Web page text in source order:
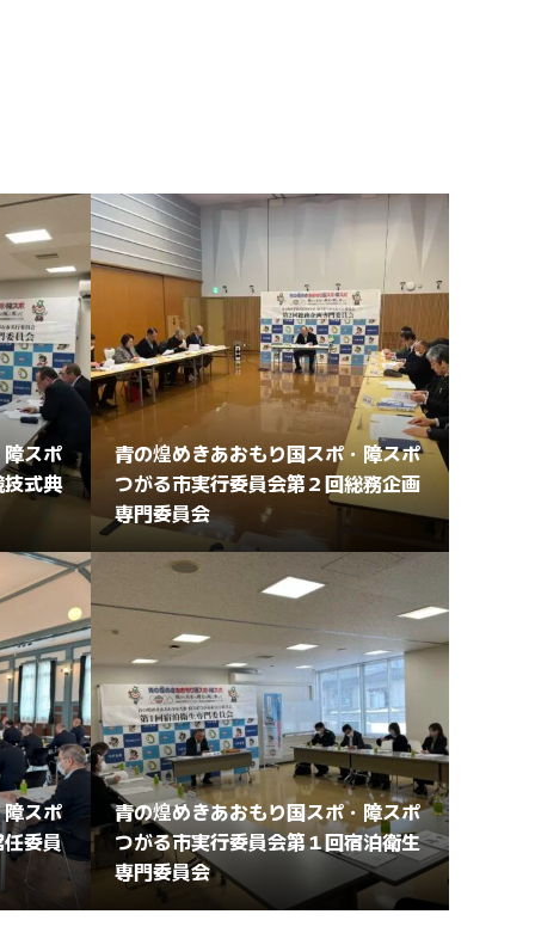
スポ
式典
青の煌めきあおもり国スポ・障スポ
つがる市実行委員会第２回総務企画
専門委員会
スポ
委員
青の煌めきあおもり国スポ・障スポ
つがる市実行委員会第１回宿泊衛生
専門委員会